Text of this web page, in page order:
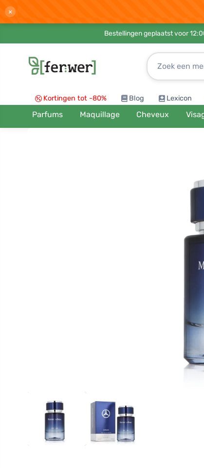
×
Bestellingen geplaatst voor
Kortingen tot -80% Blog Lexicon
Parfums Maquillage Cheveux